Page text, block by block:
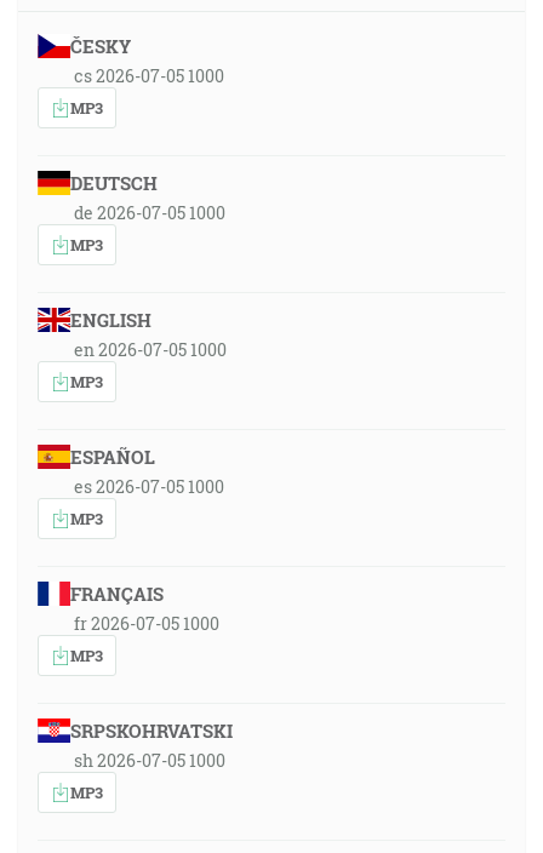
ČESKY
cs 2026-07-05 1000
MP3
DEUTSCH
de 2026-07-05 1000
MP3
ENGLISH
en 2026-07-05 1000
MP3
ESPAÑOL
es 2026-07-05 1000
MP3
FRANÇAIS
fr 2026-07-05 1000
MP3
SRPSKOHRVATSKI
sh 2026-07-05 1000
MP3